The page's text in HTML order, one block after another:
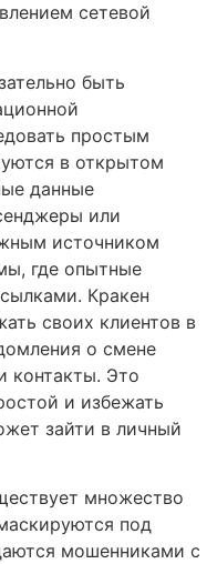
сетевой
быть
простым
в открытом
данные
или
источником
где опытные
Кракен
своих клиентов в
о смене
контакты. Это
и избежать
зайти в личный
множество
под
мошенниками с